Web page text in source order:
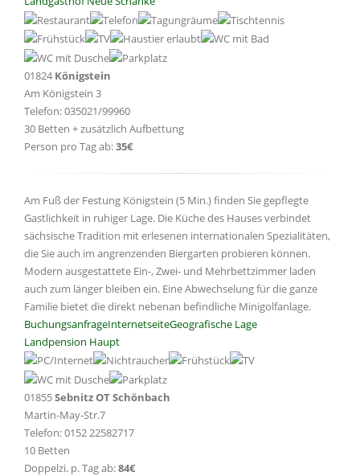
01824 Königstein
Am Königstein 3
Telefon: 035021/99960
30 Betten + zusätzlich Aufbettung
Person pro Tag ab:35€
Am Fuß der Festung Königstein (5 Min.) finden Sie gepflegte
Gastlichkeit in ruhiger Lage. Die Küche des Hauses verbindet
sächsische Tradition mit erlesenen internationalen Spezialitäten,
die Sie auch im angrenzenden Biergarten probieren können.
Modern ausgestattete Ein-, Zwei- und Mehrbettzimmer laden
auch zum länger bleiben ein. Eine Abwechselung für die ganze
Familie bietet die direkt nebenan befindliche Minigolfanlage.
BuchungsanfrageInternetseiteGeografische Lage
Landpension Haupt
01855Sebnitz OT Schönbach
Martin-May-Str.7
Telefon: 0152 22582717
10 Betten
Doppelzi. p. Tag ab:84€